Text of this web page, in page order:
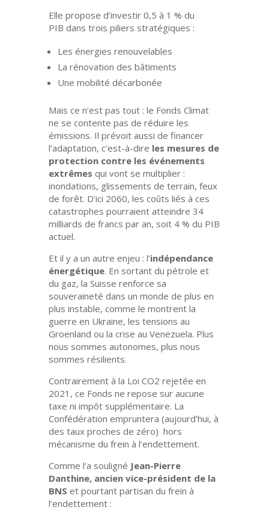
Elle propose d’investir 0,5 à 1 % du
PIB dans trois piliers stratégiques :
Les énergies renouvelables
La rénovation des bâtiments
Une mobilité décarbonée
Mais ce n’est pas tout : le Fonds Climat
ne se contente pas de réduire les
émissions. Il prévoit aussi de financer
l’adaptation, c’est-à-dire les mesures de
protection contre les événements
extrêmes qui vont se multiplier :
inondations, glissements de terrain, feux
de forêt. D’ici 2060, les coûts liés à ces
catastrophes pourraient atteindre 34
milliards de francs par an, soit 4 % du PIB
actuel.
Et il y a un autre enjeu : l’indépendance
énergétique. En sortant du pétrole et
du gaz, la Suisse renforce sa
souveraineté dans un monde de plus en
plus instable, comme le montrent la
guerre en Ukraine, les tensions au
Groenland ou la crise au Venezuela. Plus
nous sommes autonomes, plus nous
sommes résilients.
Contrairement à la Loi CO2 rejetée en
2021, ce Fonds ne repose sur aucune
taxe ni impôt supplémentaire. La
Confédération empruntera (aujourd’hui, à
des taux proches de zéro) hors
mécanisme du frein à l’endettement.
Comme l’a souligné Jean-Pierre
Danthine, ancien vice-président de la
BNS et pourtant partisan du frein à
l’endettement :